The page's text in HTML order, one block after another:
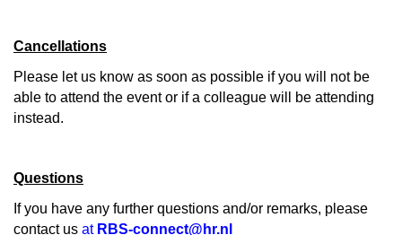
Cancellations
Please let us know as soon as possible if you will not be
able to attend the event or if a colleague will be attending
instead.
Questions
If you have any further questions and/or remarks, please
contact us at RBS-connect@hr.nl